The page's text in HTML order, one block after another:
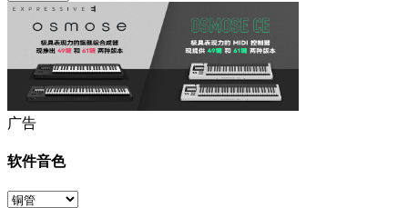
广告
软件音色